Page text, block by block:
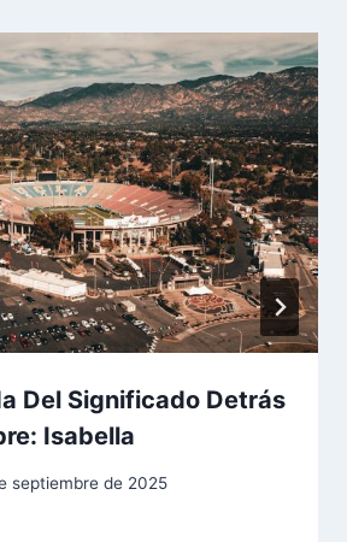
Del Significado Detrás
Isabella
septiembre de 2025